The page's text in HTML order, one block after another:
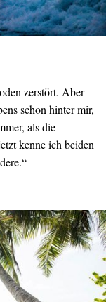
zerstört. Aber
schon hinter mir,
als die
kenne ich beiden